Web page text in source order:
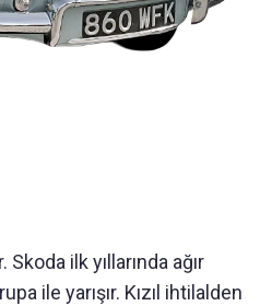
Skoda ilk yıllarında ağır
ile yarışır. Kızıl ihtilalden